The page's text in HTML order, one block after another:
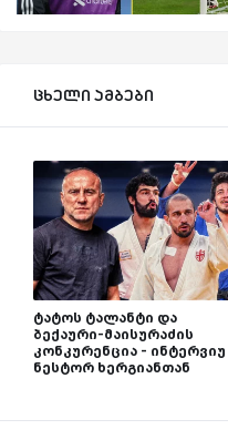
ცხელი ამბები
ტატოს ტალანტი და
ბექაური-მაისურაძის
კონკურენცია - ინტერვიუ
ნესტორ ხერგიანთან